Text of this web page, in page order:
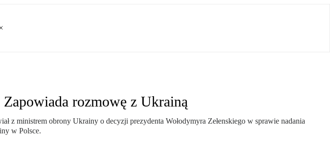
rozmowę z Ukrainą
z ministrem obrony Ukrainy o decyzji prezydenta Wołodymyra Zełenskiego w sprawie nadania
w Polsce.